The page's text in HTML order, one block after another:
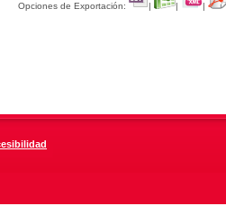
Opciones de Exportación: | | |